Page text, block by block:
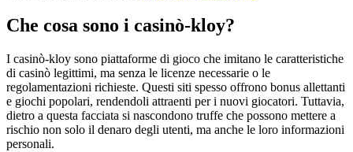
Che cosa sono i casinò-kloy?
I casinò-kloy sono piattaforme di gioco che imitano le caratteristiche
di casinò legittimi, ma senza le licenze necessarie o le
regolamentazioni richieste. Questi siti spesso offrono bonus allettanti
e giochi popolari, rendendoli attraenti per i nuovi giocatori. Tuttavia,
dietro a questa facciata si nascondono truffe che possono mettere a
rischio non solo il denaro degli utenti, ma anche le loro informazioni
personali.